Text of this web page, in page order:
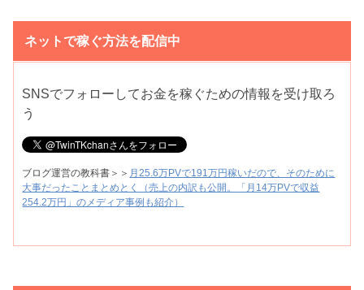
ネットで稼ぐ方法を配信中
SNSでフォローしてお金を稼ぐための情報を受け取ろ
う
ブログ運営の教科書＞＞ 月25.6万PVで191万円稼いだので、そのために
大事だったことまとめとく（売上の内訳も公開。「月14万PVで収益
254.2万円」のメディア事例も紹介）